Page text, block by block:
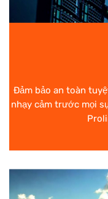
Đảm bảo an toàn
nhạy cảm trước mọi